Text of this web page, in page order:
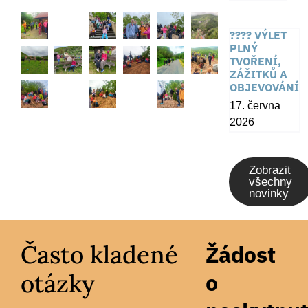
???? VÝLET
PLNÝ
TVOŘENÍ,
ZÁŽITKŮ A
OBJEVOVÁNÍ
17. června
2026
Zobrazit
všechny
novinky
Často kladené
otázky
Žádost
o